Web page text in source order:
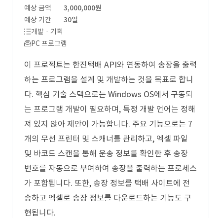
예상 금액
3,000,000원
예상 기간
30일
개발 · 기획
PC 프로그램
이 프로젝트는 한진택배 API와 연동하여 송장을 출력
하는 프로그램을 설계 및 개발하는 것을 목표로 합니
다. 핵심 기술 스택으로는 Windows OS에서 구동되
는 프로그램 개발이 필요하며, 특정 개발 언어는 정해
져 있지 않아 제안이 가능합니다. 주요 기능으로는 7
개의 무선 프린터 및 스캐너를 관리하고, 엑셀 파일
및 바코드 스캔을 통해 운송 정보를 확인한 후 송장
번호를 자동으로 부여하여 송장을 출력하는 프로세스
가 포함됩니다. 또한, 송장 정보를 택배 사이트에 전
송하고 엑셀로 송장 정보를 다운로드하는 기능도 구
현됩니다.